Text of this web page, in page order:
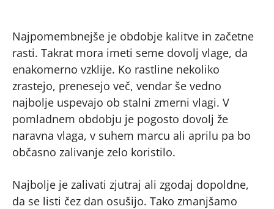
Najpomembnejše je obdobje kalitve in začetne
rasti. Takrat mora imeti seme dovolj vlage, da
enakomerno vzklije. Ko rastline nekoliko
zrastejo, prenesejo več, vendar še vedno
najbolje uspevajo ob stalni zmerni vlagi. V
pomladnem obdobju je pogosto dovolj že
naravna vlaga, v suhem marcu ali aprilu pa bo
občasno zalivanje zelo koristilo.
Najbolje je zalivati zjutraj ali zgodaj dopoldne,
da se listi čez dan osušijo. Tako zmanjšamo